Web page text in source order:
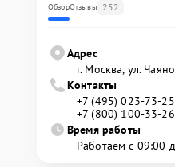
ОбзорОтзывы 252
Адрес
г. Москва, ул.
Контакты
+7 (495) 023-73-25
+7 (800) 100-33-26
Время работы
Работаем с 09:00